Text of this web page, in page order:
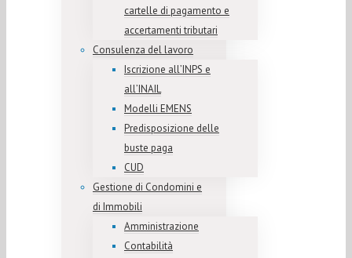
cartelle di pagamento e
accertamenti tributari
Consulenza del lavoro
Iscrizione all’INPS e
all’INAIL
Modelli EMENS
Predisposizione delle
buste paga
CUD
Gestione di Condomini e
di Immobili
Amministrazione
Contabilità